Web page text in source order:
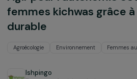
Action des femmes pour
Agir pour
femmes kichwas